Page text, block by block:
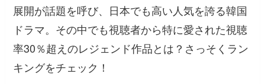
展開が話題を呼び、日本でも高い人気を誇る韓国
ドラマ。その中でも視聴者から特に愛された視聴
率30％超えのレジェンド作品とは？さっそくラン
キングをチェック！